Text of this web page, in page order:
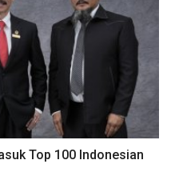
Top 100 Indonesian